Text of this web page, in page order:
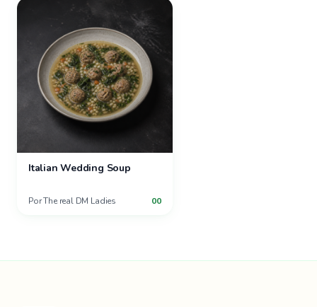
Italian Wedding Soup
PorThe real DM Ladies 00